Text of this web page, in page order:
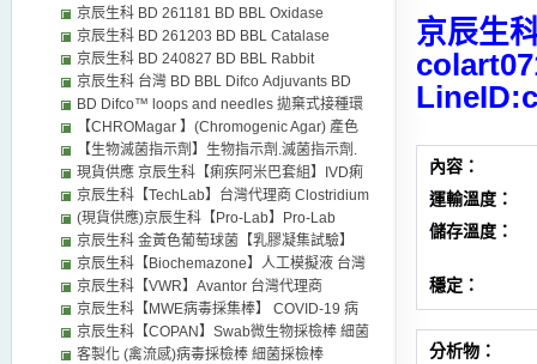
京辰生
內容：
運輸溫度：
儲存溫度：
穩定：
分析物：
Enrichment 台灣代理商 distributors
京辰生科 BD 261181 BD BBL Oxidase
reagent 氧化酶試劑 台灣代理商 distributors
京辰生科 BD 261203 BD BBL Catalase
Reagent Dropper 過氧化氫酶試劑 台灣代理
商 distributors
京辰生科 BD 240827 BD BBL Rabbit
Coagulase Plasma Rabbit with EDTA 台灣代
理商 distributors
京辰生科 台灣 BD BBL Difco Adjuvants BD
263810 完全佐劑 BD 263910不完全佐劑 BD
231141結核菌H37台灣代理商 distributors
BD Difco™ loops and needles 拋棄式接種環
【CHROMagar 】(Chromogenic Agar) 產色
素培養基
【生物滅菌指示劑】生物指示劑.滅菌指示劑.
Bioindicator, BI
現貨供應 京辰生科【痢疾阿米巴套組】IVD痢
疾阿米巴檢測套組E. Histolytica ELISA Kit 台
灣代理商 distributors
京辰生科【TechLab】台灣代理商 Clostridium
difficile 困難梭狀桿菌 快篩檢驗檢測試劑 IVD
distributors
(現貨供應)京辰生科【Pro-Lab】Pro-Lab
Diagnostics USA 台灣代理商 金黃色葡萄球菌
乳膠凝集試驗套組PL080B Staph Latex
京辰生科 金黃色葡萄球菌【乳膠凝集試驗】
沙門氏菌 乳膠凝集 Latex agglutination 台灣
代理商
京辰生科【Biochemazone】人工模擬液 台灣
代理商 人造體液 人工唾液 人造尿液 DIN
53160人工汗液 台灣代理商 distributors
京辰生科【VWR】Avantor 台灣代理商
Epredia™ J1800AMNZ Epredia SuperFrost
Plus Adhesion slides Control Slides- Fisher
Scientific Thermo scientific superfrost
京辰生科【MWE病毒採集棒】 COVID-19 病
毒採集運送管 冠狀病毒 distributors
京辰生科【COPAN】Swab微生物採檢棒 細菌
採檢運送管 病毒採集管
客製化 (禽流感)病毒採檢棒 細菌採檢棒